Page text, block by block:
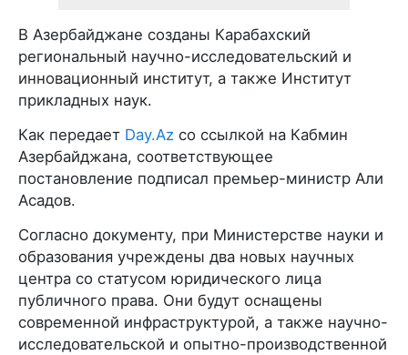
В Азербайджане созданы Карабахский
региональный научно-исследовательский и
инновационный институт, а также Институт
прикладных наук.
Как передает Day.Az со ссылкой на Кабмин
Азербайджана, соответствующее
постановление подписал премьер-министр Али
Асадов.
Согласно документу, при Министерстве науки и
образования учреждены два новых научных
центра со статусом юридического лица
публичного права. Они будут оснащены
современной инфраструктурой, а также научно-
исследовательской и опытно-производственной